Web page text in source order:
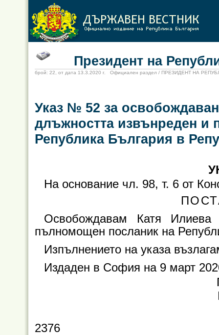
Президент на
брой: 22, от дата 13.3.2020 г. Официален раздел / ПРЕЗИДЕНТ НА
Указ № 52 за
длъжността извънреден и
Република България в
На основание чл. 98, т. 6 от
Освобождавам Катя
пълномощен посланик на
Изпълнението на указа
Издаден в София на 9 март
2376